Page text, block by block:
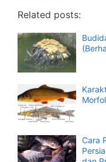
Related posts:
Cara